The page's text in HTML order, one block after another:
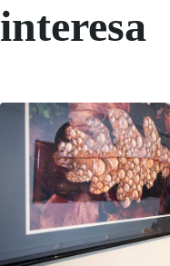
interesa